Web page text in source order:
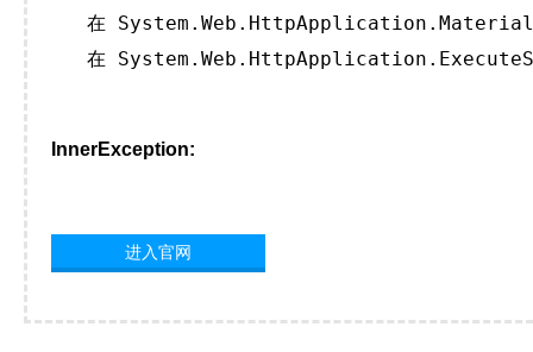
在
在
InnerException:
进入官网